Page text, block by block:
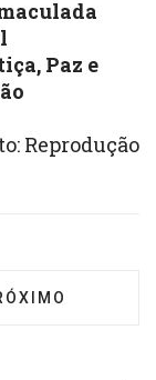
Paz e
Reprodução
ARTIGO: